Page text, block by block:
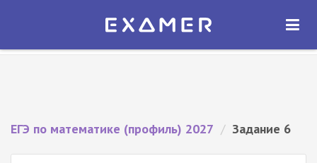
Экзамер — ЕГЭ 2027
ОТКРЫТЬ
ЕГЭ по математике (профиль) 2027 / Задание 6